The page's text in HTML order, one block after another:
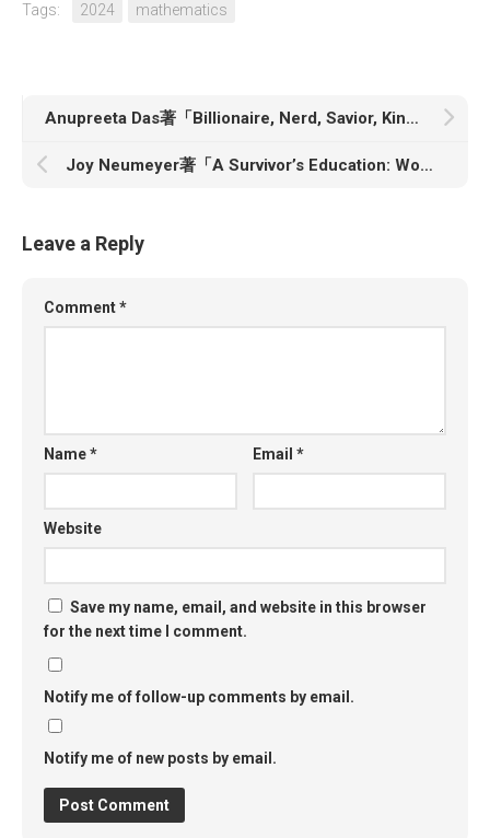
Tags: 2024 mathematics
Anupreeta Das著「Billionaire, Nerd, Savior, King: Bill Gates and His Quest to Shape Our World」
Joy Neumeyer著「A Survivor’s Education: Women, Violence, and the Stories We Don’t Tell」
Leave a Reply
Comment*
Name* Email*
Website
Save my name, email, and website in this browser
for the next time I comment.
Notify me of follow-up comments by email.
Notify me of new posts by email.